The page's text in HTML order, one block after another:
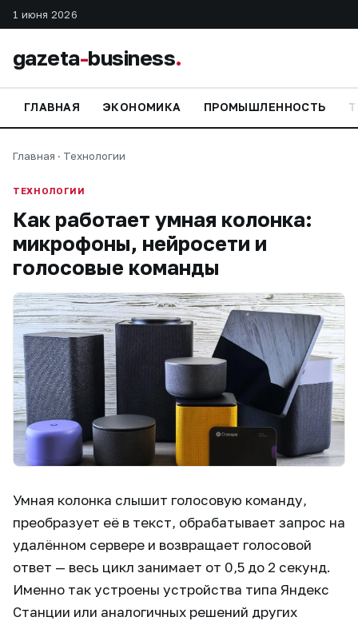
1 июня 2026
gazeta-business.
ГЛАВНАЯ ЭКОНОМИКА ПРОМЫШЛЕННОСТЬ
Главная · Технологии
ТЕХНОЛОГИИ
Как работает умная колонка:
микрофоны, нейросети и
голосовые команды
Умная колонка слышит голосовую команду,
преобразует её в текст, обрабатывает запрос на
удалённом сервере и возвращает голосовой
ответ — весь цикл занимает от 0,5 до 2 секунд.
Именно так устроены устройства типа Яндекс
Станции или аналогичных решений других